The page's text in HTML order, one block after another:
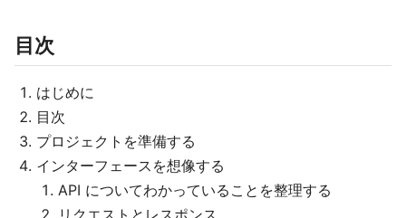
目次
はじめに
目次
プロジェクトを準備する
インターフェースを想像する
API についてわかっていることを整理する
リクエストとレスポンス